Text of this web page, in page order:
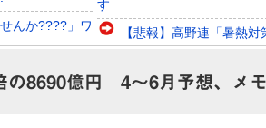
んか????」ワ
←こう言うので
す
【悲報】高野連「暑熱
【イオンモール熊本爆発
8690億円 4〜6月予想、メ